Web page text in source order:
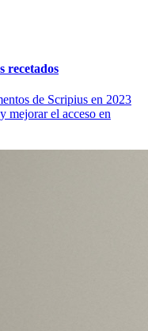
recetados
de Scripius en 2023
mejorar el acceso en